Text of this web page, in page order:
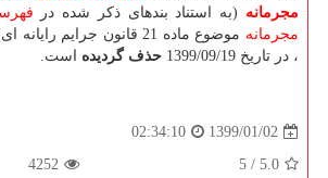
مجرمانه (به استناد بندهای ذکر شده در
مجرمانه
موضوع ماده 21 قانون جرایم
، در تاریخ 1399/09/19
حذف گردیده است.
1399/01/02
02:34:10
5.0
/ 5
4252